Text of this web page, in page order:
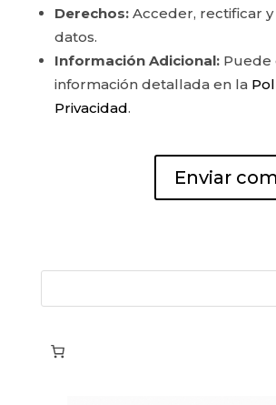
Derechos:Acceder, rectificar
datos.
Información Adicional:Puede
información detallada en la
Privacidad.